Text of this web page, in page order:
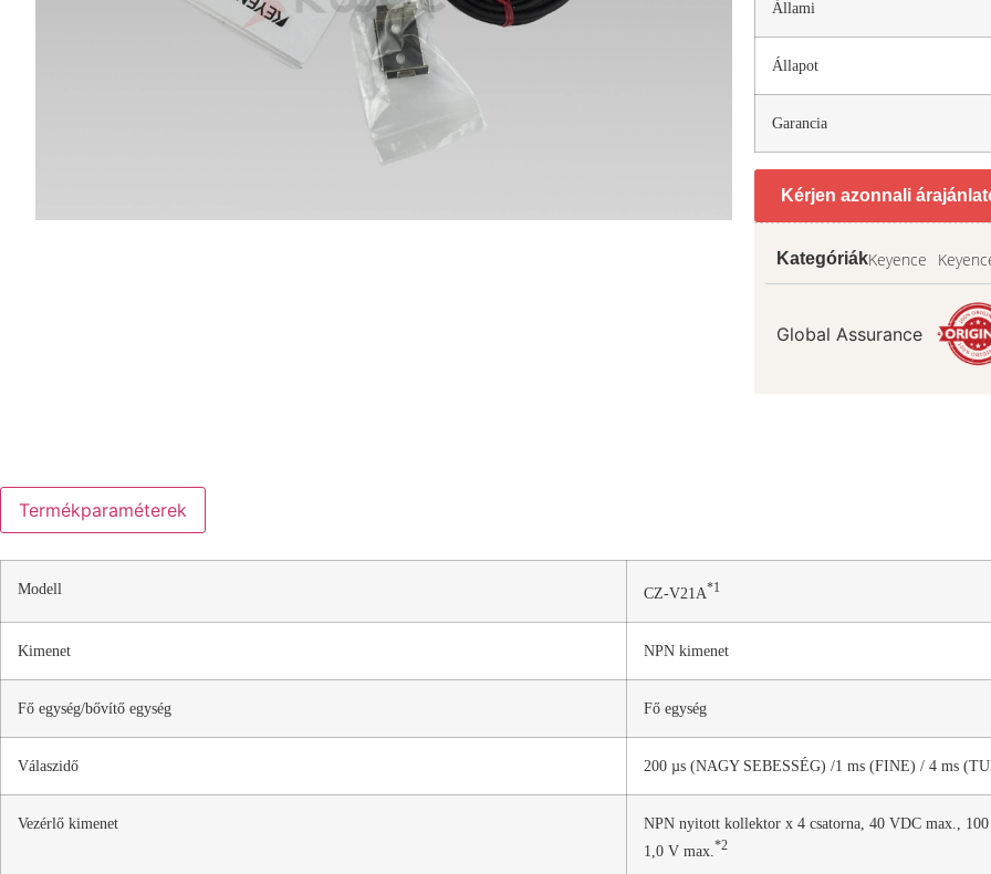
Állami
Állapot
Garancia
Kérjen azonnali
KategóriákKeyence
Global Assurance
Termékparaméterek
Modell CZ-V21A*1
Kimenet NPN kimenet
Fő egység/bővítő egység Fő egység
Válaszidő 200 µs (NAGY SEBESSÉG) /1 ms (FINE) / 4 ms
Vezérlő kimenet
NPN nyitott kollektor x 4 csatorna, 40 VDC max.,
1,0 V max. *2